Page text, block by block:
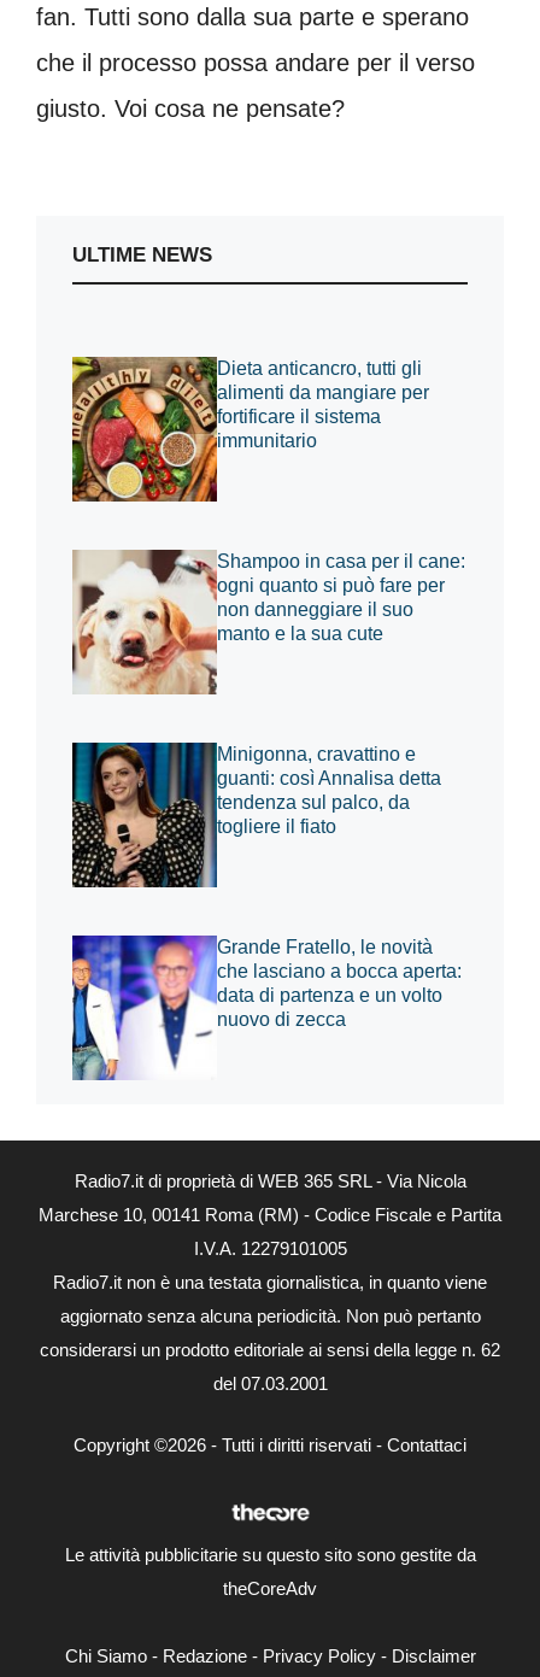
fan. Tutti sono dalla sua parte e sperano
che il processo possa andare per il verso
giusto. Voi cosa ne pensate?
ULTIME NEWS
Dieta anticancro, tutti gli
alimenti da mangiare per
fortificare il sistema
immunitario
Shampoo in casa per il cane:
ogni quanto si può fare per
non danneggiare il suo
manto e la sua cute
Minigonna, cravattino e
guanti: così Annalisa detta
tendenza sul palco, da
togliere il fiato
Grande Fratello, le novità
che lasciano a bocca aperta:
data di partenza e un volto
nuovo di zecca
Radio7.it di proprietà di WEB 365 SRL - Via Nicola
Marchese 10, 00141 Roma (RM) - Codice Fiscale e Partita
I.V.A. 12279101005
Radio7.it non è una testata giornalistica, in quanto viene
aggiornato senza alcuna periodicità. Non può pertanto
considerarsi un prodotto editoriale ai sensi della legge n. 62
del 07.03.2001
Copyright ©2026 - Tutti i diritti riservati - Contattaci
Le attività pubblicitarie su questo sito sono gestite da
theCoreAdv
Chi Siamo- Redazione- Privacy Policy- Disclaimer